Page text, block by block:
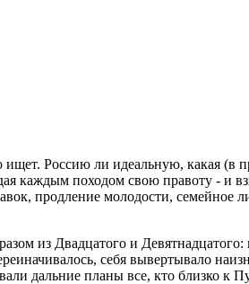
Россию ли идеальную, какая
каждым походом свою правоту - и
продление молодости, семейное
из Двадцатого и Девятнадцатого:
себя вывертывало
дальние планы все, кто близко